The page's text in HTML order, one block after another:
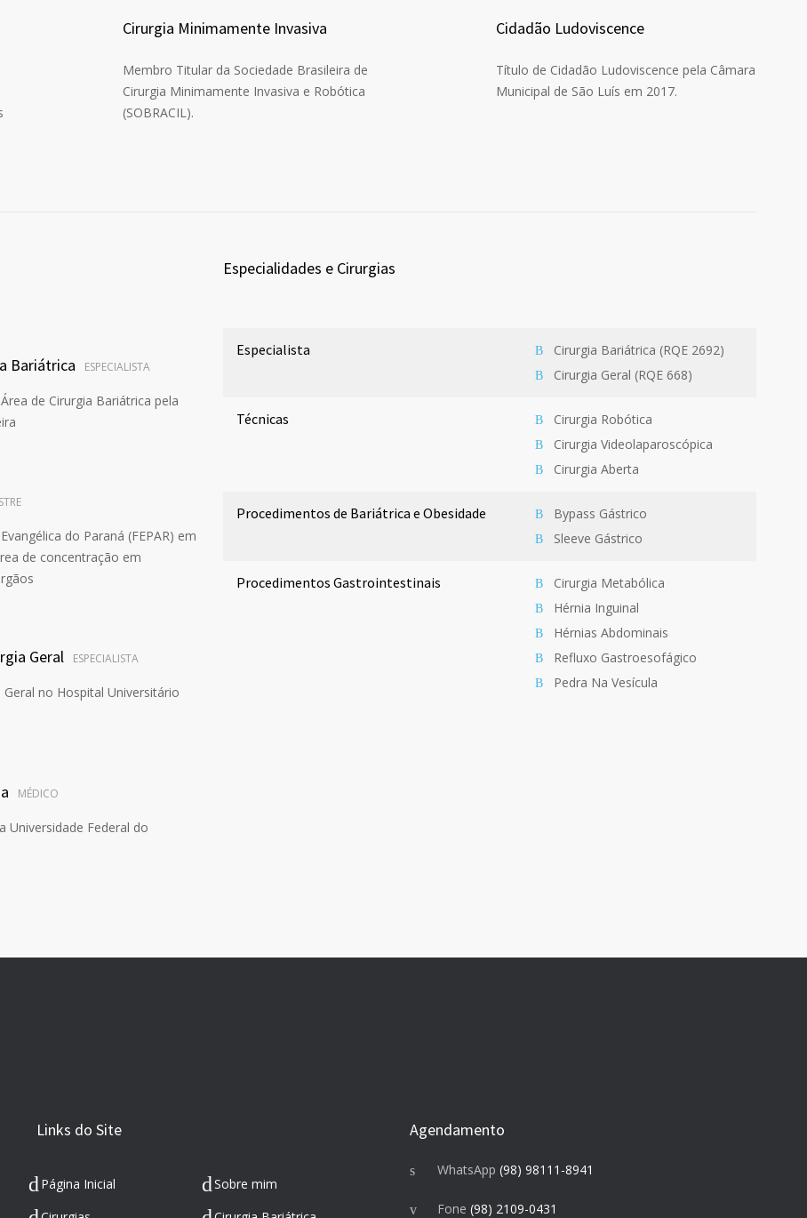
Cirurgia Minimamente Invasiva
Membro Titular da Sociedade Brasileira de
Cirurgia Minimamente Invasiva e Robótica
(SOBRACIL).
Cidadão Ludoviscence
Título de Cidadão Ludoviscence pela Câmara
Municipal de São Luís em 2017.
Bariátrica ESPECIALISTA
de Cirurgia Bariátrica pela
do Paraná (FEPAR) em
de concentração em
Geral ESPECIALISTA
no Hospital Universitário
MÉDICO
Universidade Federal do
Especialidades e Cirurgias
Especialista
Cirurgia Bariátrica (RQE 2692)
Cirurgia Geral (RQE 668)
Técnicas
Cirurgia Robótica
Cirurgia Videolaparoscópica
Cirurgia Aberta
Procedimentos de Bariátrica e Obesidade
Bypass Gástrico
Sleeve Gástrico
Procedimentos Gastrointestinais
Cirurgia Metabólica
Hérnia Inguinal
Hérnias Abdominais
Refluxo Gastroesofágico
Pedra Na Vesícula
Links do Site
Página Inicial
Sobre mim
Agendamento
WhatsApp (98) 98111-8941
Fone (98) 2109-0431